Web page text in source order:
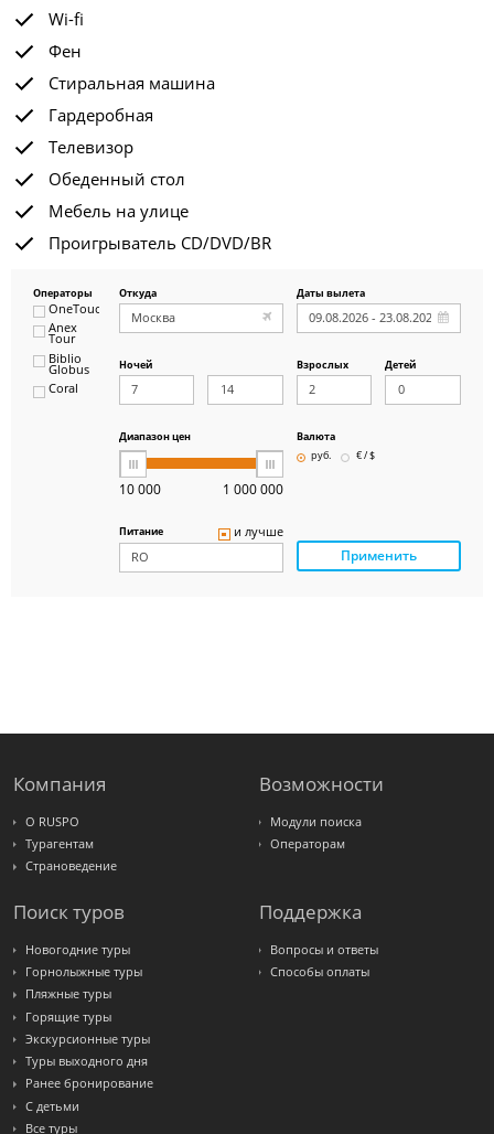
Wi-fi
Фен
Стиральная машина
Гардеробная
Телевизор
Обеденный стол
Мебель на улице
Проигрыватель CD/DVD/BR
Операторы
OneTouch&Travel
Anex
Tour
Biblio
Globus
Coral
Интурист
Откуда Даты вылета
Ночей Взрослых Детей
Диапазон цен
10 000 1 000 000
Валюта
руб.
€ / $
Питание и лучше
Применить
Компания
О RUSPO
Турагентам
Страноведение
Возможности
Модули поиска
Операторам
Поиск туров
Новогодние туры
Горнолыжные туры
Пляжные туры
Горящие туры
Экскурсионные туры
Туры выходного дня
Ранее бронирование
С детьми
Все туры
Поддержка
Вопросы и ответы
Способы оплаты